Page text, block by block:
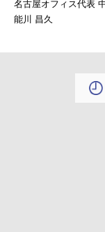
名古屋オフィス代表
能川 昌久